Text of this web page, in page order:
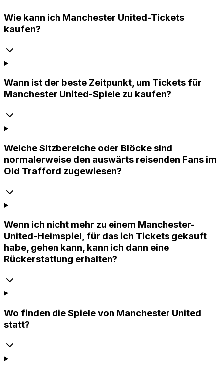
Wie kann ich Manchester United-Tickets
kaufen?
Wann ist der beste Zeitpunkt, um Tickets für
Manchester United-Spiele zu kaufen?
Welche Sitzbereiche oder Blöcke sind
normalerweise den auswärts reisenden Fans im
Old Trafford zugewiesen?
Wenn ich nicht mehr zu einem Manchester-
United-Heimspiel, für das ich Tickets gekauft
habe, gehen kann, kann ich dann eine
Rückerstattung erhalten?
Wo finden die Spiele von Manchester United
statt?